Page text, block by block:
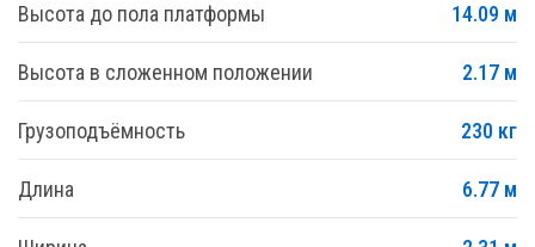
Высота до пола платформы 14.09 м
Высота в сложенном положении 2.17 м
Грузоподъёмность 230 кг
Длина 6.77 м